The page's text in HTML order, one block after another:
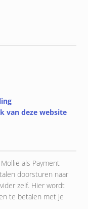
van deze website
als Payment
doorsturen naar
zelf. Hier wordt
te betalen met je